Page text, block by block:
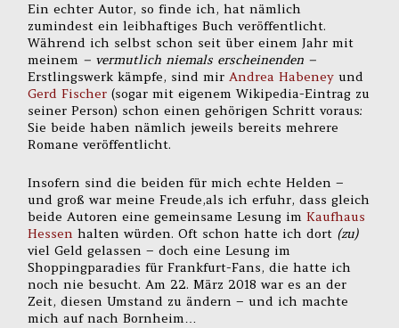
Ein echter Autor, so finde ich, hat nämlich
zumindest ein leibhaftiges Buch veröffentlicht.
Während ich selbst schon seit über einem Jahr mit
meinem – vermutlich niemals erscheinenden –
Erstlingswerk kämpfe, sind mirAndrea Habeney und
Gerd Fischer (sogar mit eigenem Wikipedia-Eintrag zu
seiner Person) schon einen gehörigen Schritt voraus:
Sie beide haben nämlich jeweils bereits mehrere
Romane veröffentlicht.
Insofern sind die beiden für mich echte Helden –
und groß war meine Freude,als ich erfuhr, dass gleich
beide Autoren eine gemeinsame Lesung imKaufhaus
Hessen halten würden. Oft schon hatte ich dort (zu)
viel Geld gelassen – doch eine Lesung im
Shoppingparadies für Frankfurt-Fans, die hatte ich
noch nie besucht. Am 22. März 2018 war es an der
Zeit, diesen Umstand zu ändern – und ich machte
mich auf nach Bornheim…